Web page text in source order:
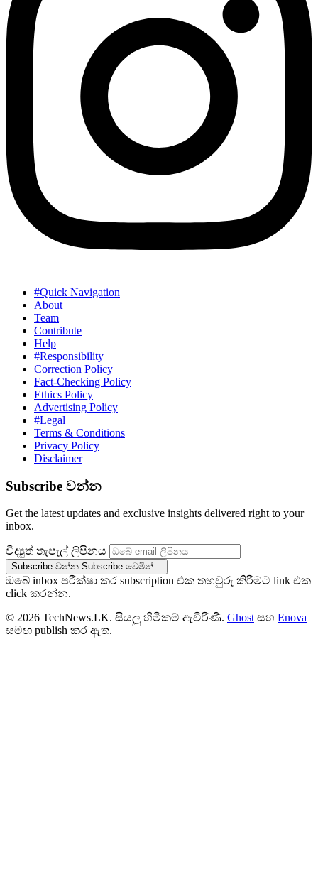
#Quick Navigation
About
Team
Contribute
Help
#Responsibility
Correction Policy
Fact-Checking Policy
Ethics Policy
Advertising Policy
#Legal
Terms & Conditions
Privacy Policy
Disclaimer
Subscribe වන්න
Get the latest updates and exclusive insights delivered right to your
inbox.
විද්‍යුත් තැපැල් ලිපිනය
Subscribe වන්න Subscribe වෙමින්...
ඔබේ inbox පරීක්ෂා කර subscription එක තහවුරු කිරීමට link එක
click කරන්න.
© 2026 TechNews.LK. සියලු හිමිකම් ඇවිරිණි. Ghost සහ Enova
සමඟ publish කර ඇත.